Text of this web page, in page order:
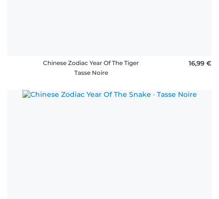
Chinese Zodiac Year Of The Tiger
Tasse Noire
16,99 €